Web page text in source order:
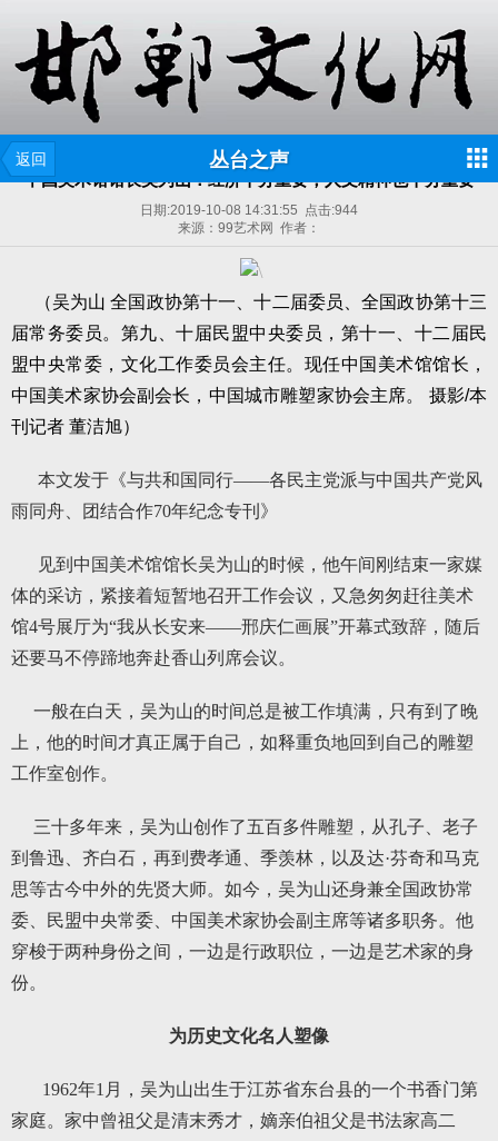
返回 丛台之声
中国美术馆馆长吴为山：经济十分重要，人文精神也十分重要
日期:2019-10-08 14:31:55 点击:944
来源：99艺术网 作者：
（吴为山 全国政协第十一、十二届委员、全国政协第十三
届常务委员。第九、十届民盟中央委员，第十一、十二届民
盟中央常委，文化工作委员会主任。现任中国美术馆馆长，
中国美术家协会副会长，中国城市雕塑家协会主席。 摄影/本
刊记者 董洁旭）
本文发于《与共和国同行——各民主党派与中国共产党风
雨同舟、团结合作70年纪念专刊》
见到中国美术馆馆长吴为山的时候，他午间刚结束一家媒
体的采访，紧接着短暂地召开工作会议，又急匆匆赶往美术
馆4号展厅为“我从长安来——邢庆仁画展”开幕式致辞，随后
还要马不停蹄地奔赴香山列席会议。
一般在白天，吴为山的时间总是被工作填满，只有到了晚
上，他的时间才真正属于自己，如释重负地回到自己的雕塑
工作室创作。
三十多年来，吴为山创作了五百多件雕塑，从孔子、老子
到鲁迅、齐白石，再到费孝通、季羡林，以及达·芬奇和马克
思等古今中外的先贤大师。如今，吴为山还身兼全国政协常
委、民盟中央常委、中国美术家协会副主席等诸多职务。他
穿梭于两种身份之间，一边是行政职位，一边是艺术家的身
份。
为历史文化名人塑像
1962年1月，吴为山出生于江苏省东台县的一个书香门第
家庭。家中曾祖父是清末秀才，嫡亲伯祖父是书法家高二